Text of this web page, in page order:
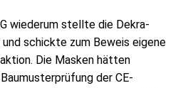
wiederum stellte die Dekra-
schickte zum Beweis eigene
Die Masken hätten
der CE-